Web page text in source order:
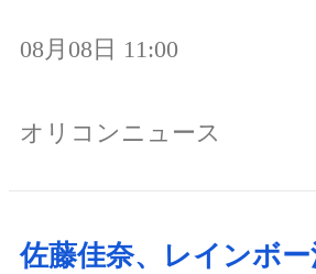
08月08日 11:00
オリコンニュース
佐藤佳奈、レインボ